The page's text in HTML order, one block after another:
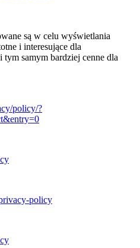
są w celu wyświetlania
i interesujące dla
samym bardziej cenne dla
policy/?
policy